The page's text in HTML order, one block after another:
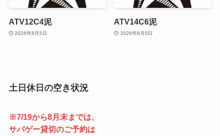
ATV12C4泥
2026年8月5日
ATV14C6泥
2026年8月5日
土日休日の空き状況
※7/19から8月末までは、
サバゲー貸切のご予約は